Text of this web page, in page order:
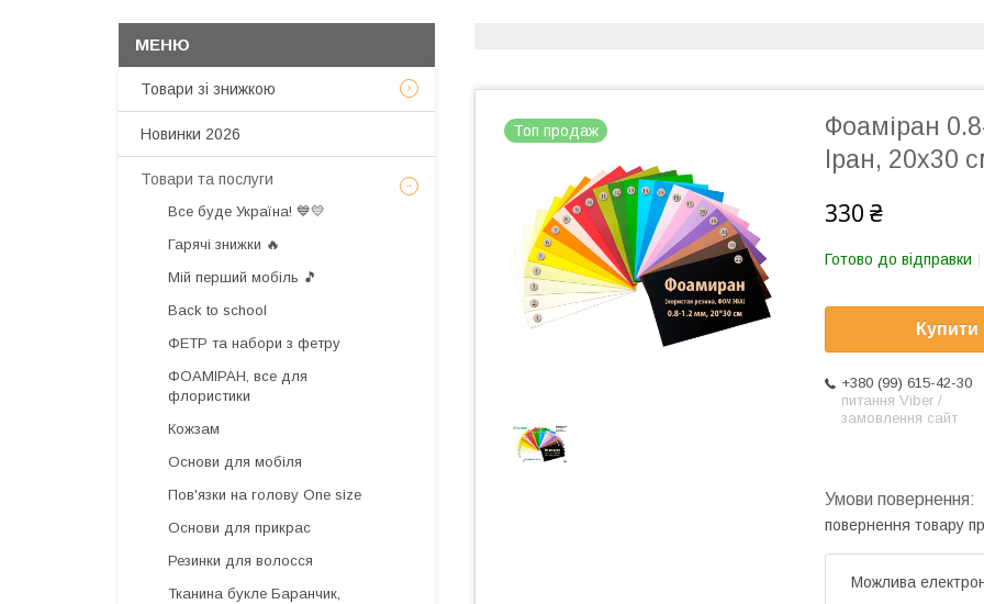
Топ продаж
Фоаміран
Іран, 20х30
330 ₴
Готово до відправки
Купити
+380 (99) 615-42-30
питання Viber /
замовлення сайт
повернення товару
Товари зі знижкою
Новинки 2026
Товари та послуги
Все буде Україна! 💙💛
Гарячі знижки 🔥
Мій перший мобіль 🎵
Back to school
ФЕТР та набори з фетру
ФОАМІРАН, все для
флористики
Кожзам
Основи для мобіля
Пов'язки на голову One size
Основи для прикрас
Резинки для волосся
Тканина букле Баранчик,